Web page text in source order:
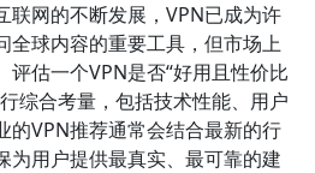
联网的不断发展，VPN已成为许
全球内容的重要工具，但市场上
评估一个VPN是否“好用且性价比
综合考量，包括技术性能、用户
的VPN推荐通常会结合最新的行
为用户提供最真实、最可靠的建